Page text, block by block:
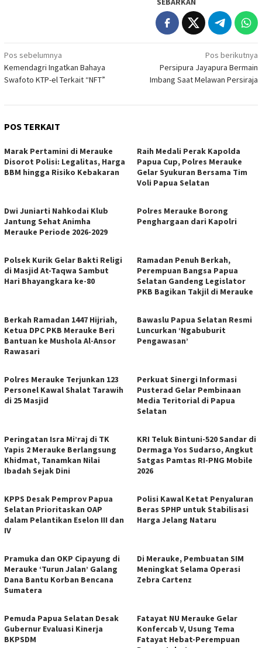
Navigasi
pos
Pos sebelumnya
Kemendagri Ingatkan Bahaya
Swafoto KTP-el Terkait “NFT”
Pos berikutnya
Persipura Jayapura Bermain
Imbang Saat Melawan Persiraja
POS TERKAIT
Marak Pertamini di Merauke
Disorot Polisi: Legalitas, Harga
BBM hingga Risiko Kebakaran
Raih Medali Perak Kapolda
Papua Cup, Polres Merauke
Gelar Syukuran Bersama Tim
Voli Papua Selatan
Dwi Juniarti Nahkodai Klub
Jantung Sehat Animha
Merauke Periode 2026-2029
Polres Merauke Borong
Penghargaan dari Kapolri
Polsek Kurik Gelar Bakti Religi
di Masjid At-Taqwa Sambut
Hari Bhayangkara ke-80
Ramadan Penuh Berkah,
Perempuan Bangsa Papua
Selatan Gandeng Legislator
PKB Bagikan Takjil di Merauke
Berkah Ramadan 1447 Hijriah,
Ketua DPC PKB Merauke Beri
Bantuan ke Mushola Al-Ansor
Rawasari
Bawaslu Papua Selatan Resmi
Luncurkan ‘Ngabuburit
Pengawasan’
Polres Merauke Terjunkan 123
Personel Kawal Shalat Tarawih
di 25 Masjid
Perkuat Sinergi Informasi
Pusterad Gelar Pembinaan
Media Teritorial di Papua
Selatan
Peringatan Isra Mi’raj di TK
Yapis 2 Merauke Berlangsung
Khidmat, Tanamkan Nilai
Ibadah Sejak Dini
KRI Teluk Bintuni-520 Sandar di
Dermaga Yos Sudarso, Angkut
Satgas Pamtas RI-PNG Mobile
2026
KPPS Desak Pemprov Papua
Selatan Prioritaskan OAP
dalam Pelantikan Eselon III dan
IV
Polisi Kawal Ketat Penyaluran
Beras SPHP untuk Stabilisasi
Harga Jelang Nataru
Pramuka dan OKP Cipayung di
Merauke ‘Turun Jalan’ Galang
Dana Bantu Korban Bencana
Sumatera
Di Merauke, Pembuatan SIM
Meningkat Selama Operasi
Zebra Cartenz
Pemuda Papua Selatan Desak
Gubernur Evaluasi Kinerja
BKPSDM
Fatayat NU Merauke Gelar
Konfercab V, Usung Tema
Fatayat Hebat-Perempuan